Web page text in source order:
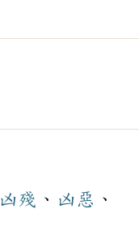
凶殘 、 凶惡 、